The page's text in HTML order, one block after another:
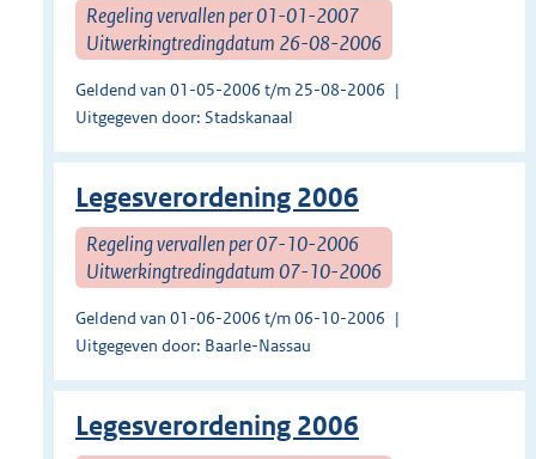
Regeling vervallen per 01-01-2007
Uitwerkingtredingdatum 26-08-2006
Geldend van 01-05-2006 t/m 25-08-2006
Uitgegeven door: Stadskanaal
Legesverordening 2006
Regeling vervallen per 07-10-2006
Uitwerkingtredingdatum 07-10-2006
Geldend van 01-06-2006 t/m 06-10-2006
Uitgegeven door: Baarle-Nassau
Legesverordening 2006